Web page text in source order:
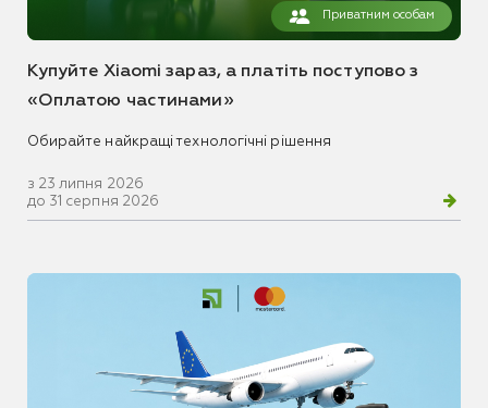
Приватним особам
Купуйте Xiaomi зараз, а платіть поступово з
«Оплатою частинами»
Обирайте найкращі технологічні рішення
з 23 липня 2026
до 31 серпня 2026